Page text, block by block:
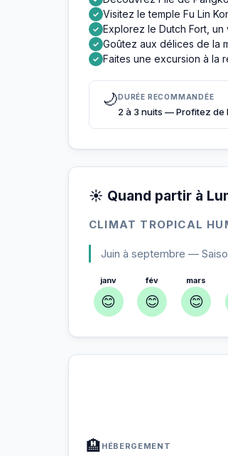
✓ Visitez le temple Fu Lin
✓ Explorez le Dutch Fort,
✓ Goûtez aux délices de la
✓ Faites une excursion à la
🌙DURÉE RECOMMANDÉE
2 à 3 nuits — Profitez de
☀️ Quand partir à
CLIMAT TROPICAL
Juin à septembre —
janv
😊
fév
😊
mars
😊
🏨 HÉBERGEMENT